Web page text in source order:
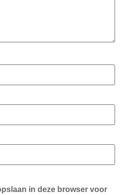
in deze browser voor